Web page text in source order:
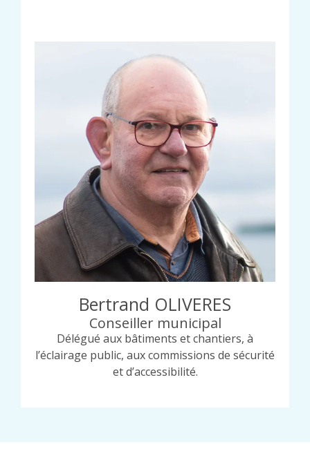
Bertrand OLIVERES
Conseiller municipal
Délégué aux bâtiments et chantiers, à
l’éclairage public, aux commissions de sécurité
et d’accessibilité.